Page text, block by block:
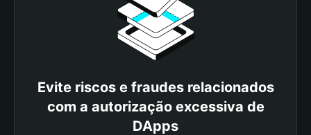
Evite riscos e fraudes relacionados
com a autorização excessiva de
DApps